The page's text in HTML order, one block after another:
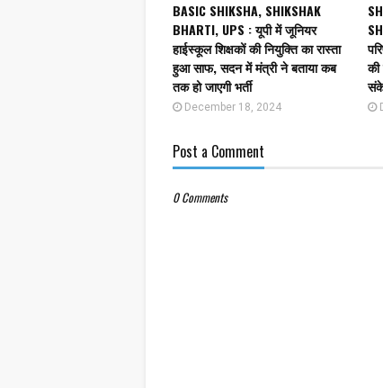
BASIC SHIKSHA, SHIKSHAK
BHARTI, UPS : यूपी में जूनियर
हाईस्कूल शिक्षकों की नियुक्ति का रास्ता
हुआ साफ, सदन में मंत्री ने बताया कब
तक हो जाएगी भर्ती
December 18, 2024
की
Post a Comment
0 Comments